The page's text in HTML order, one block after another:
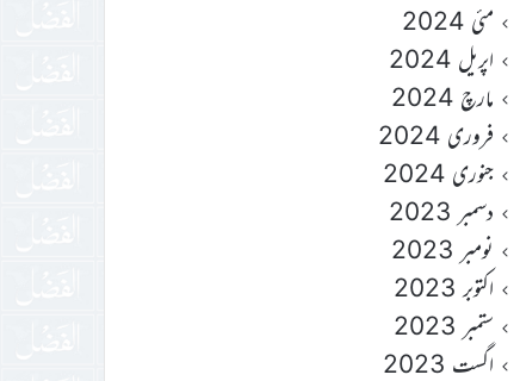
مئی 2024
اپریل 2024
مارچ 2024
فروری 2024
جنوری 2024
دسمبر 2023
نومبر 2023
اکتوبر 2023
ستمبر 2023
اگست 2023